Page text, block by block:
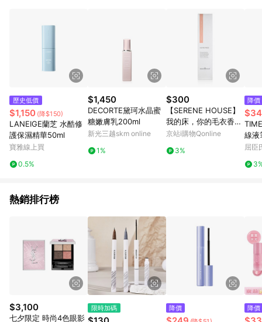
3. 訂單回饋金額將扣除運費/購物金/超贈點/福利金/紅利折抵/折
價券等虛擬貨幣折抵 4. 大宗採購或批發轉賣不具回饋資格： 如
有相關事證認定您為大宗採購、批發轉賣而非最終消費使用者，
相關認定以Yahoo購物中心之認定為準
歷史低價
$1,150 (降$150)
LANEIGE蘭芝 水酷修
護保濕精華50ml
寶雅線上買
0.5%
$1,450
DECORTE黛珂水晶蜜
糖嫩膚乳200ml
新光三越skm online
1%
$300
【SERENE HOUSE】
我的床，你的毛衣香氛
棒
京站i購物Qonline
3%
降價
線
屈臣
熱銷排行榜
$3,100
七夕限定 時尚4色眼影
限時加碼 降價 降價